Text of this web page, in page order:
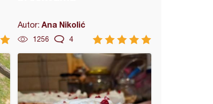
Autor:Ana Nikolić
1256 4